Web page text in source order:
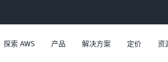
探索 AWS 产品 解决方案 定价 资